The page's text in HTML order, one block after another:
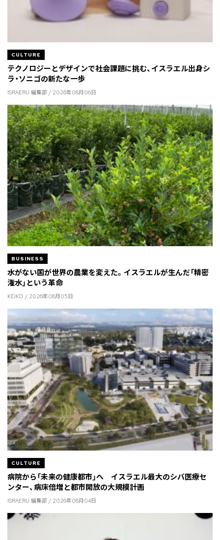
CULTURE
テクノロジーとデザインで社会課題に挑む、イスラエル出身シ
ラ・ソニゴの新たな一歩
ISRAERU 編集部 / 2026年08月06日
BUSINESS
水がない国が世界の農業を変えた。イスラエルが生んだ「精密
潅水」という革命
KEIKO / 2026年08月05日
CULTURE
病院から「未来の健康都市」へ イスラエル最大のシバ医療セ
ンター、病床倍増と都市開放の大規模計画
ISRAERU 編集部 / 2026年08月04日